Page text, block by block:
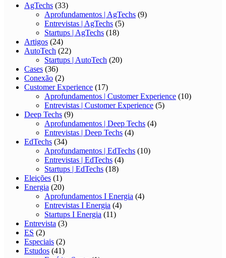
AgTechs (33)
Aprofundamentos | AgTechs (9)
Entrevistas | AgTechs (5)
Startups | AgTechs (18)
Artigos (24)
AutoTech (22)
Startups | AutoTech (20)
Cases (36)
Conexão (2)
Customer Experience (17)
Aprofundamentos | Customer Experience (10)
Entrevistas | Customer Experience (5)
Deep Techs (9)
Aprofundamentos | Deep Techs (4)
Entrevistas | Deep Techs (4)
EdTechs (34)
Aprofundamentos | EdTechs (10)
Entrevistas | EdTechs (4)
Startups | EdTechs (18)
Eleições (1)
Energia (20)
Aprofundamentos I Energia (4)
Entrevistas I Energia (4)
Startups I Energia (11)
Entrevista (3)
ES (2)
Especiais (2)
Estudos (41)